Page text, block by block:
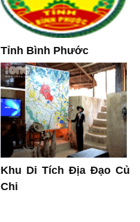
Tỉnh Bình Phước
Khu Di Tích Địa Đạo Củ
Chi